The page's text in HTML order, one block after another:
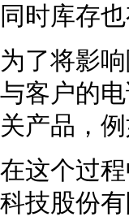
同时库存
为了将影
与客户的
关产品，
在这个过
科技股份